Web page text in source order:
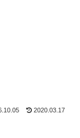
2020.03.17